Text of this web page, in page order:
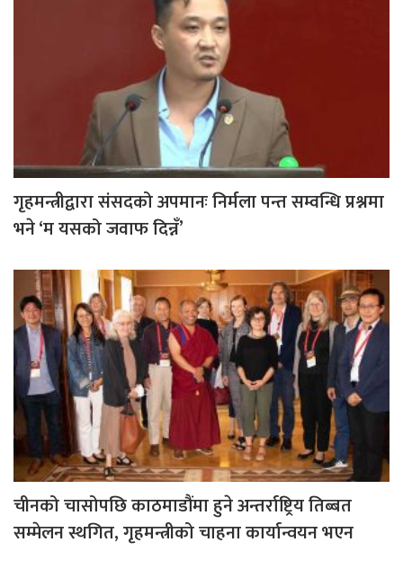
गृहमन्त्रीद्वारा संसदको अपमानः निर्मला पन्त सम्वन्धि प्रश्नमा
भने ‘म यसको जवाफ दिन्नँ’
चीनको चासोपछि काठमाडौंमा हुने अन्तर्राष्ट्रिय तिब्बत
सम्मेलन स्थगित, गृहमन्त्रीको चाहना कार्यान्वयन भएन